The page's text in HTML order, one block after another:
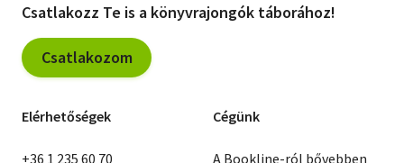
Csatlakozz Te is a könyvrajongók táborához!
Csatlakozom
Elérhetőségek
+36 1 235 60 70
Cégünk
A Bookline-ról bővebben